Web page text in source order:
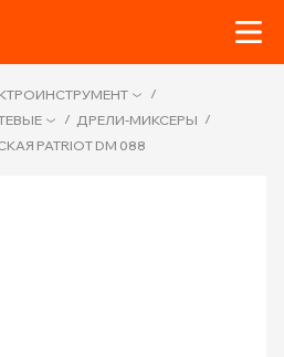
/
/ ДРЕЛИ-МИКСЕРЫ /
PATRIOT DM 088